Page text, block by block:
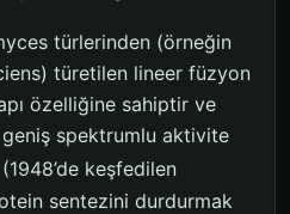
türlerinden (örneğin
türetilen lineer füzyon
özelliğine sahiptir ve
spektrumlu aktivite
keşfedilen
sentezini durdurmak